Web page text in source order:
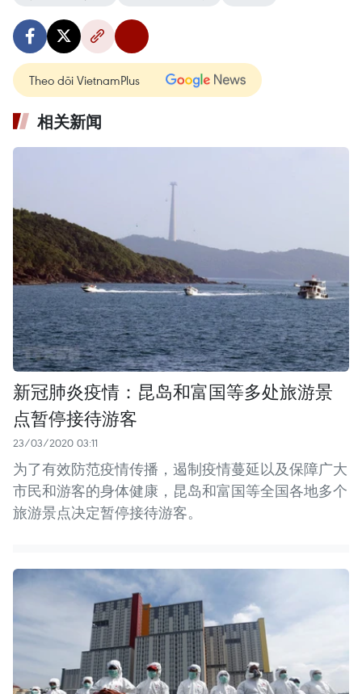
Theo dõi VietnamPlus
相关新闻
新冠肺炎疫情：昆岛和富国等多处旅游景
点暂停接待游客
23/03/2020 03:11
为了有效防范疫情传播，遏制疫情蔓延以及保障广大
市民和游客的身体健康，昆岛和富国等全国各地多个
旅游景点决定暂停接待游客。